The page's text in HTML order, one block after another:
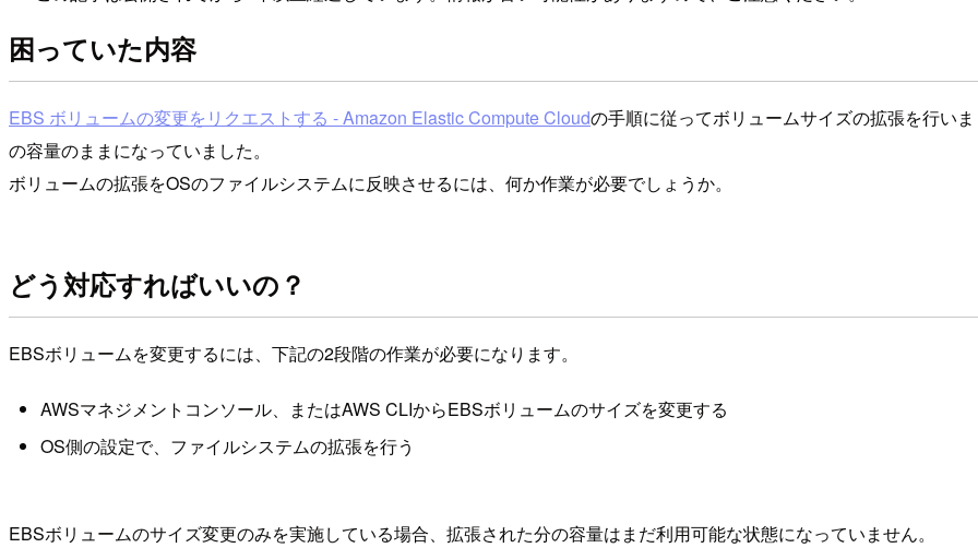
困っていた内容
EBS ボリュームの変更をリクエストする - Amazon Elastic Compute Cloudの手順に従ってボリュームサイズの拡張を行い
の容量のままになっていました。
ボリュームの拡張をOSのファイルシステムに反映させるには、何か作業が必要でしょうか。
どう対応すればいいの？
EBSボリュームを変更するには、下記の2段階の作業が必要になります。
AWSマネジメントコンソール、またはAWS CLIからEBSボリュームのサイズを変更する
OS側の設定で、ファイルシステムの拡張を行う
EBSボリュームのサイズ変更のみを実施している場合、拡張された分の容量はまだ利用可能な状態になっていません。